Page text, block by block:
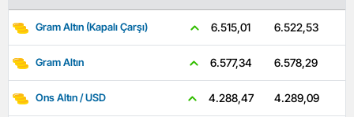
Gram Altın (Kapalı Çarşı) 6.515,01 6.522,53
Gram Altın 6.577,34 6.578,29
Ons Altın / USD 4.288,47 4.289,09